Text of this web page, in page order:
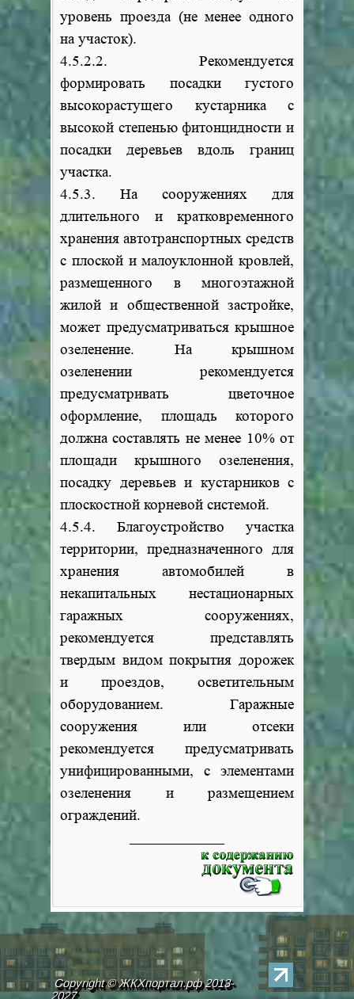
уровень проезда (не менее одного
на участок).
4.5.2.2. Рекомендуется
формировать посадки густого
высокорастущего кустарника с
высокой степенью фитонцидности и
посадки деревьев вдоль границ
участка.
4.5.3. На сооружениях для
длительного и кратковременного
хранения автотранспортных средств
с плоской и малоуклонной кровлей,
размещенного в многоэтажной
жилой и общественной застройке,
может предусматриваться крышное
озеленение. На крышном
озеленении рекомендуется
предусматривать цветочное
оформление, площадь которого
должна составлять не менее 10% от
площади крышного озеленения,
посадку деревьев и кустарников с
плоскостной корневой системой.
4.5.4. Благоустройство участка
территории, предназначенного для
хранения автомобилей в
некапитальных нестационарных
гаражных сооружениях,
рекомендуется представлять
твердым видом покрытия дорожек
и проездов, осветительным
оборудованием. Гаражные
сооружения или отсеки
рекомендуется предусматривать
унифицированными, с элементами
озеленения и размещением
ограждений.
Copyright © ЖКХпортал.рф 2013-
2027